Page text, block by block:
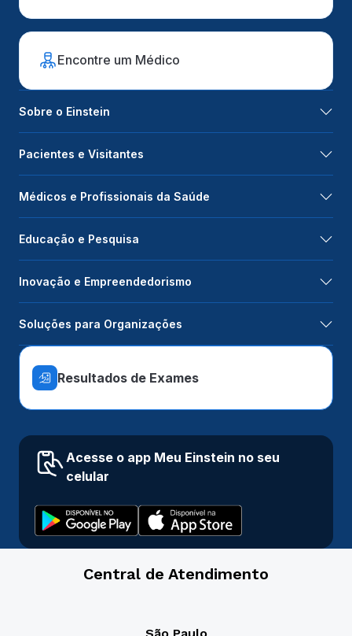
Encontre um Médico
Sobre o Einstein
Pacientes e Visitantes
Médicos e Profissionais da Saúde
Educação e Pesquisa
Inovação e Empreendedorismo
Soluções para Organizações
Resultados de Exames
Acesse o app Meu Einstein no seu
celular
Central de Atendimento